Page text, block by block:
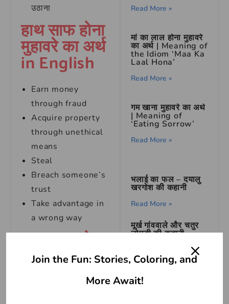
उठाना
हाथ साफ होना
मुहावरे का अर्थ
in English
Earn money
through fraud
Acquire property
through unethical
means
Steal
Breach someone’s
trust
Take advantage in
a wrong way
हाथ साफ होना
Idioms
Meaning in
Read More »
मां का लाल होना मुहावरे
का अर्थ | Meaning of
the Idiom ‘Maa Ka
Laal Hona’
Read More »
गम खाना मुहावरे का अर्थ
| Meaning of
‘Eating Sorrow’
Read More »
भलाई का फल – दयालु
खरगोश की कहानी
Read More »
मूर्ख गांववाले और चतुर
लोमड़ी की कहानी
Join the Fun: Stories, Coloring, and
More Await!